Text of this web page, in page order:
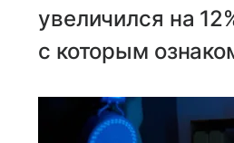
увеличился на
с которым